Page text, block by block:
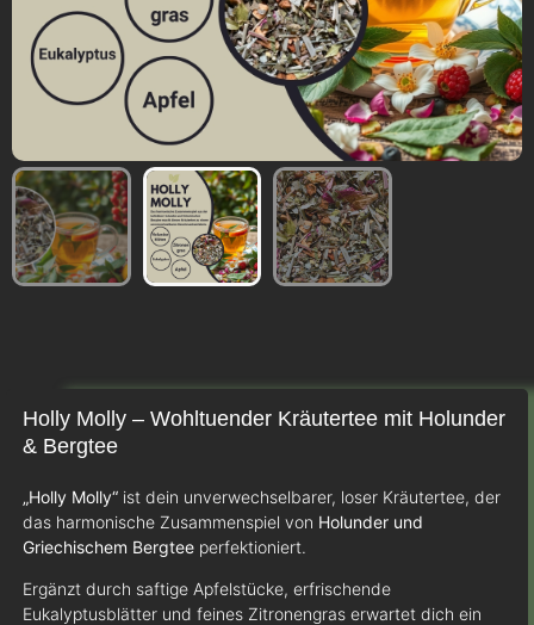
Holly Molly – Wohltuender Kräutertee mit Holunder
& Bergtee
„Holly Molly“ ist dein unverwechselbarer, loser Kräutertee, der
das harmonische Zusammenspiel von Holunder und
Griechischem Bergtee perfektioniert.
Ergänzt durch saftige Apfelstücke, erfrischende
Eukalyptusblätter und feines Zitronengras erwartet dich ein